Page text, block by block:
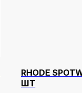
RHODE
ШТ